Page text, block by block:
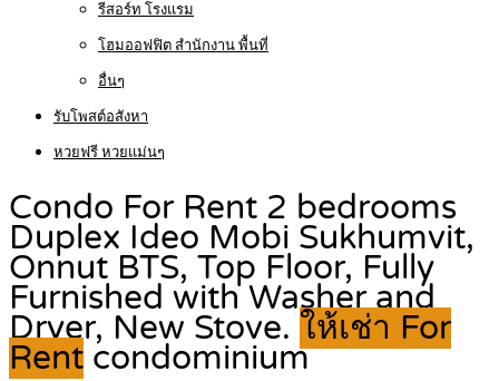
รีสอร์ท โรงแรม
โฮมออฟฟิต สำนักงาน พื้นที่
อื่นๆ
รับโพสต์อสังหา
หวยฟรี หวยแม่นๆ
Condo For Rent 2 bedrooms
Duplex Ideo Mobi Sukhumvit,
Onnut BTS, Top Floor, Fully
Furnished with Washer and
Dryer, New Stove. ให้เช่า For
Rent condominium